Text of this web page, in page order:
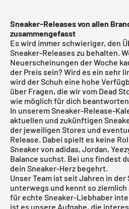
Sneaker-Releases von allen
zusammengefasst
Es wird immer schwieriger, den
Sneaker-Releases zu behalten.
Neuerscheinungen der Woche
der Preis sein? Wird es ein sehr
wird der Schuh eine hohe
über Fragen, die wir vom Dead
wie möglich für dich beantworten.
In unserem Sneaker-Release-
aktuellen und zukünftigen
der jeweiligen Stores und
Release. Dabei spielt es keine
Sneaker von adidas, Jordan,
Balance suchst. Bei uns findest
dein Sneaker-Herz begehrt.
Unser Team ist seit Jahren in der
unterwegs und kennt so ziemlich
für echte Sneaker-Liebhaber
ist es unsere Aufgabe, die